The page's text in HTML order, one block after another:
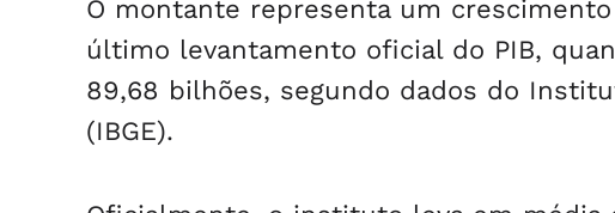
O montante representa um
último levantamento oficial do PIB,
89,68 bilhões, segundo dados do
(IBGE).